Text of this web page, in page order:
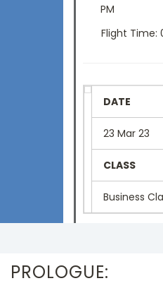
PM
Flight Time:
DATE
23 Mar 23
CLASS
Business
PROLOGUE: